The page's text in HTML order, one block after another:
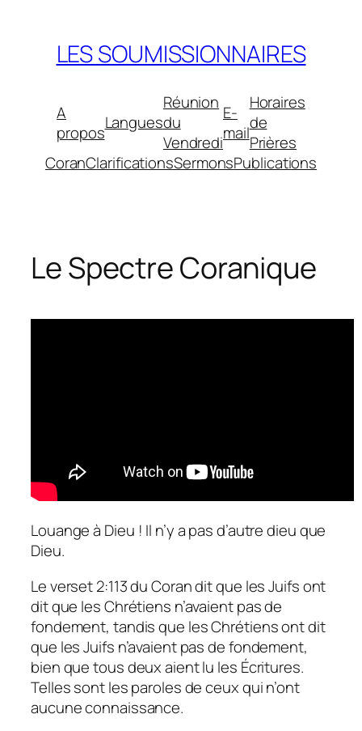
contenuLES SOUMISSIONNAIRES
A
proposLangues
Réunion
du
Vendredi
E-
mail
Horaires
de
Prières
CoranClarificationsSermonsPublications
Le Spectre Coranique
Louange à Dieu ! Il n’y a pas d’autre dieu que
Dieu.
Le verset 2:113 du Coran dit que les Juifs ont
dit que les Chrétiens n’avaient pas de
fondement, tandis que les Chrétiens ont dit
que les Juifs n’avaient pas de fondement,
bien que tous deux aient lu les Écritures.
Telles sont les paroles de ceux qui n’ont
aucune connaissance.